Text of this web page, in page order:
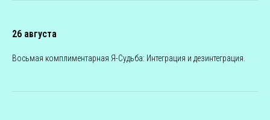
26 августа
Восьмая комплиментарная Я-Судьба: Интеграция и дезинтеграция.